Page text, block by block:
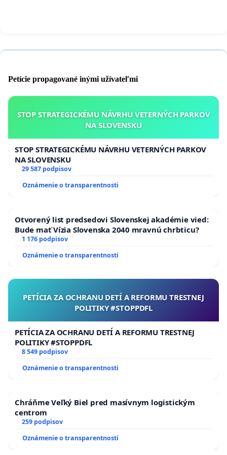
Petície propagované inými užívateľmi
STOP STRATEGICKÉMU NÁVRHU VETERNÝCH PARKOV
NA SLOVENSKU
STOP STRATEGICKÉMU NÁVRHU VETERNÝCH PARKOV
NA SLOVENSKU
29 587 podpisov
Oznámenie o transparentnosti
Otvorený list predsedovi Slovenskej akadémie vied:
Bude mať Vízia Slovenska 2040 mravnú chrbticu?
1 176 podpisov
Oznámenie o transparentnosti
PETÍCIA ZA OCHRANU DETÍ A REFORMU TRESTNEJ
POLITIKY #STOPPDFL
PETÍCIA ZA OCHRANU DETÍ A REFORMU TRESTNEJ
POLITIKY #STOPPDFL
8 549 podpisov
Oznámenie o transparentnosti
Chráňme Veľký Biel pred masívnym logistickým
centrom
259 podpisov
Oznámenie o transparentnosti